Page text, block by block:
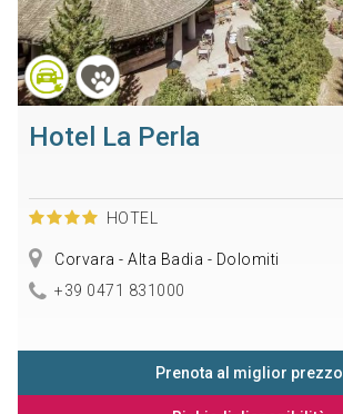
Hotel La Perla
HOTEL
Corvara - Alta Badia - Dolomiti
+39 0471 831000
Prenota al miglior prezzo